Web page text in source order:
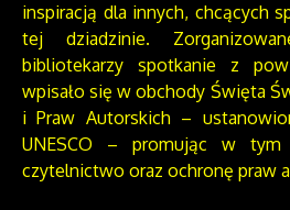
inspiracją dla innych, chcących
tej dziadzinie.
bibliotekarzy spotkanie z
wpisało się w obchody Święta
i Praw Autorskich –
UNESCO – promując w
czytelnictwo oraz ochronę praw